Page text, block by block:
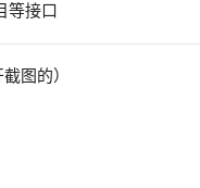
等接口
图的）